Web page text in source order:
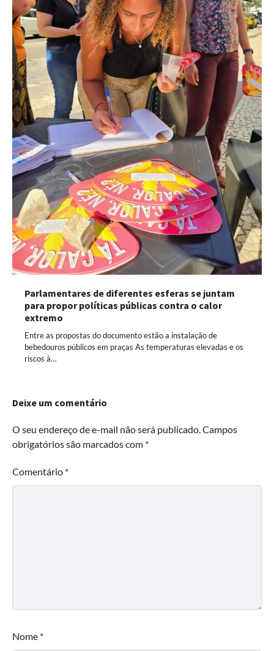
Parlamentares de diferentes esferas se juntam
para propor políticas públicas contra o calor
extremo
Entre as propostas do documento estão a instalação de
bebedouros públicos em praças As temperaturas elevadas e os
riscos à…
Deixe um comentário
O seu endereço de e-mail não será publicado.Campos
obrigatórios são marcados com *
Comentário *
Nome *